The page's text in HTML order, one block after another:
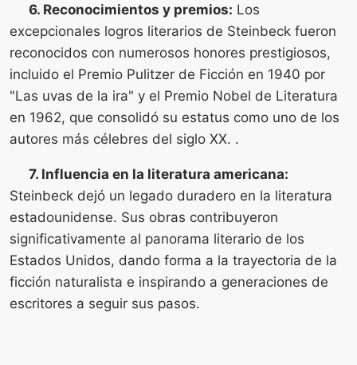
6. Reconocimientos y premios: Los
excepcionales logros literarios de Steinbeck fueron
reconocidos con numerosos honores prestigiosos,
incluido el Premio Pulitzer de Ficción en 1940 por
"Las uvas de la ira" y el Premio Nobel de Literatura
en 1962, que consolidó su estatus como uno de los
autores más célebres del siglo XX. .
7. Influencia en la literatura americana:
Steinbeck dejó un legado duradero en la literatura
estadounidense. Sus obras contribuyeron
significativamente al panorama literario de los
Estados Unidos, dando forma a la trayectoria de la
ficción naturalista e inspirando a generaciones de
escritores a seguir sus pasos.